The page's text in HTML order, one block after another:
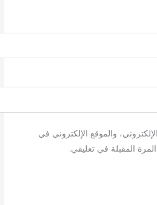
والموقع الإلكتروني في
المقبلة في تعليقي.